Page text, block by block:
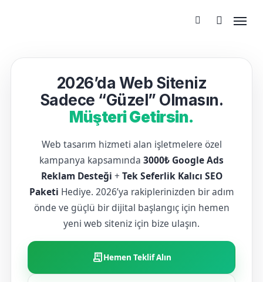
2026’da Web Siteniz
Sadece “Güzel” Olmasın.
Müşteri Getirsin.
Web tasarım hizmeti alan işletmelere özel
kampanya kapsamında 3000₺ Google Ads
Reklam Desteği + Tek Seferlik Kalıcı SEO
Paketi Hediye. 2026’ya rakiplerinizden bir adım
önde ve güçlü bir dijital başlangıç için hemen
yeni web siteniz için bize ulaşın.
receipt_longHemen Teklif Alın